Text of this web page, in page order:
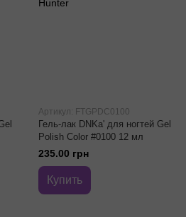
Артикул: FTGPDС0100
Гель-лак DNKa' для ногтей Gel
Polish Color #0100 12 мл
235.00 грн
Купить